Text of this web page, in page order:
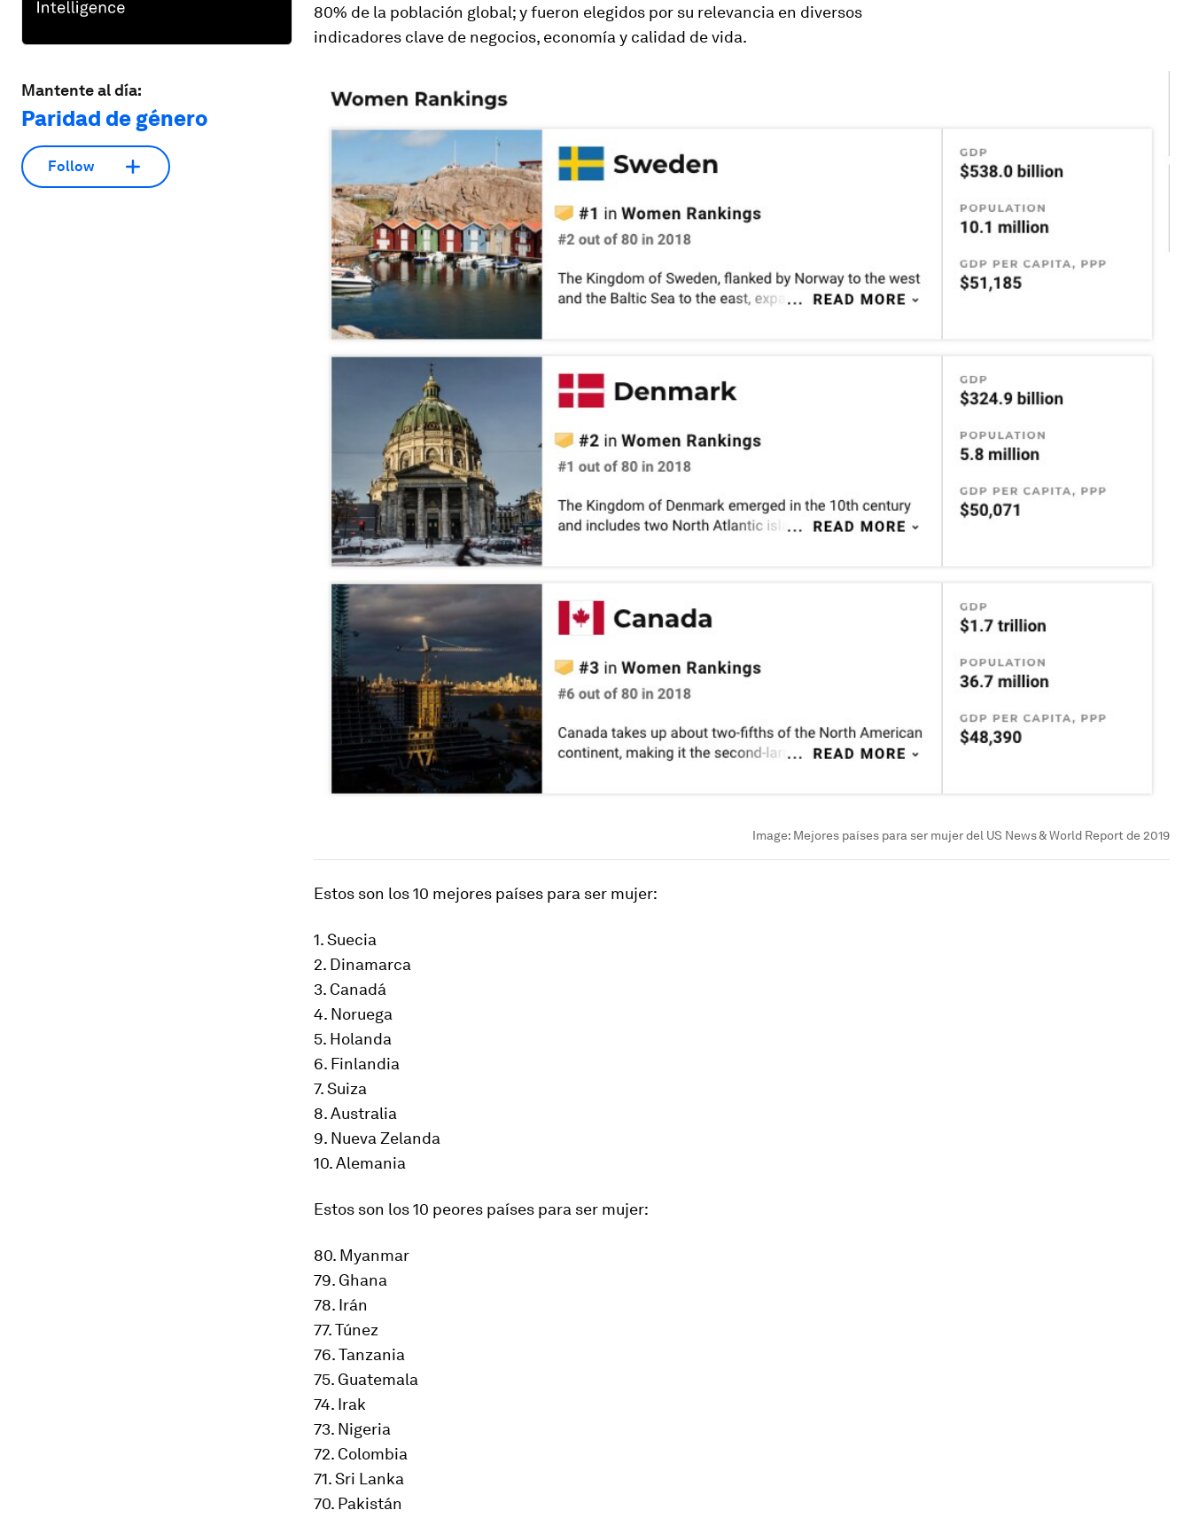
Mantente al día:
Paridad de género
Follow
80% de la población global; y fueron elegidos por su relevancia en diversos
indicadores clave de negocios, economía y calidad de vida.
Image: Mejores países para ser mujer del US News & World Report de 2019
Estos son los 10 mejores países para ser mujer:
1. Suecia
2. Dinamarca
3. Canadá
4. Noruega
5. Holanda
6. Finlandia
7. Suiza
8. Australia
9. Nueva Zelanda
10. Alemania
Estos son los 10 peores países para ser mujer:
80. Myanmar
79. Ghana
78. Irán
77. Túnez
76. Tanzania
75. Guatemala
74. Irak
73. Nigeria
72. Colombia
71. Sri Lanka
70. Pakistán